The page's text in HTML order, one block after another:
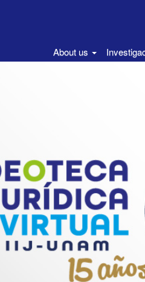
About us